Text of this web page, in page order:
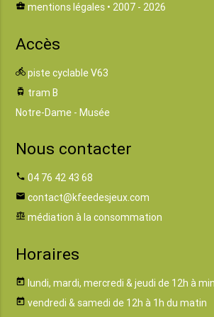
business_center mentions légales • 2007 - 2026
Accès
directions_bike piste cyclable V63
tram tram B
Notre-Dame - Musée
Nous contacter
phone 04 76 42 43 68
email contact@kfeedesjeux.com
balance médiation à la consommation
Horaires
today lundi, mardi, mercredi & jeudi de 12h à
today vendredi & samedi de 12h à 1h du matin